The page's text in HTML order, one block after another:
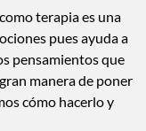
terapia es una
pues ayuda a
pensamientos que
manera de poner
cómo hacerlo y